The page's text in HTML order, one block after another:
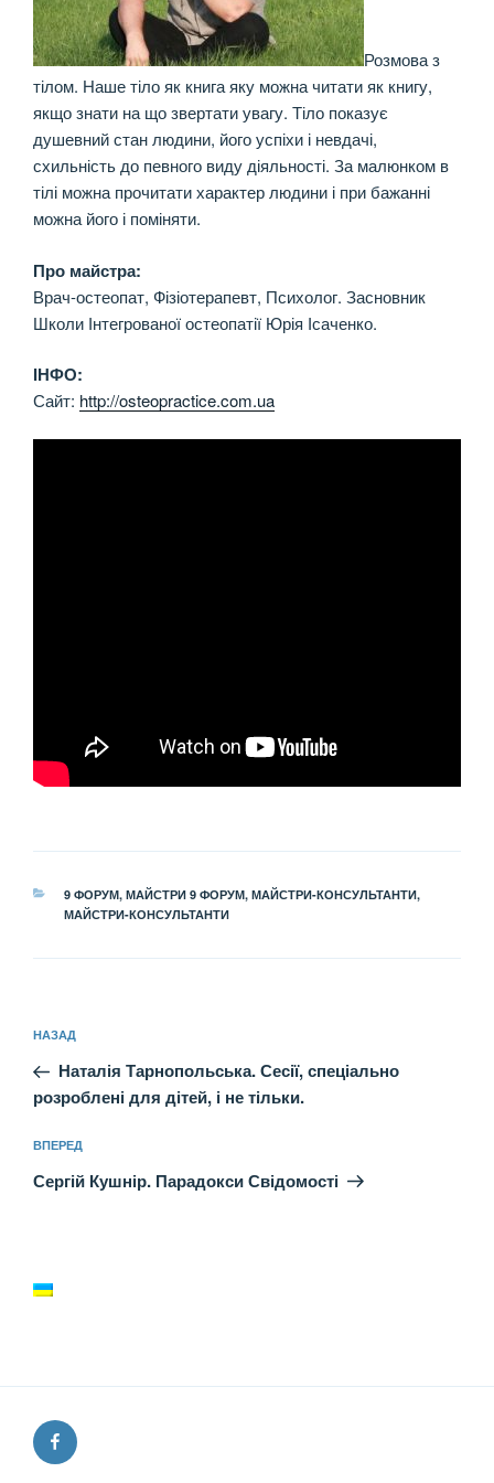
Розмова з
тілом. Наше тіло як книга яку можна читати як книгу,
якщо знати на що звертати увагу. Тіло показує
душевний стан людини, його успіхи і невдачі,
схильність до певного виду діяльності. За малюнком в
тілі можна прочитати характер людини і при бажанні
можна його і поміняти.
Про майстра:
Врач-остеопат, Фізіотерапевт, Психолог. Засновник
Школи Інтегрованої остеопатії Юрія Ісаченко.
ІНФО:
Сайт: http://osteopractice.com.ua
КАТЕГОРІЇ
9 ФОРУМ, МАЙСТРИ 9 ФОРУМ, МАЙСТРИ-КОНСУЛЬТАНТИ,
МАЙСТРИ-КОНСУЛЬТАНТИ
записів
Попередній
запис:
НАЗАД
Наталія Тарнопольська. Сесії, спеціально
розроблені для дітей, і не тільки.
Наступний
запис
ВПЕРЕД
Сергій Кушнір. Парадокси Свідомості
Facebook